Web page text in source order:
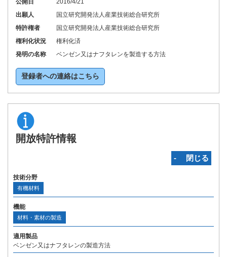
公開日
2016/4/21
出願人
国立研究開発法人産業技術総合研究所
特許権者
国立研究開発法人産業技術総合研究所
権利化状況
権利化済
発明の名称
ベンゼン又はナフタレンを製造する方法
登録者への連絡はこちら
開放特許情報
‐ 閉じる
技術分野
有機材料
機能
材料・素材の製造
適用製品
ベンゼン又はナフタレンの製造方法